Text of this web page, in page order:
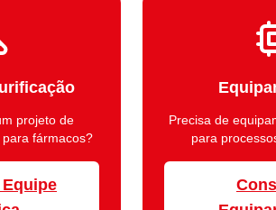
projeto de
fármacos?
Precisa de
para